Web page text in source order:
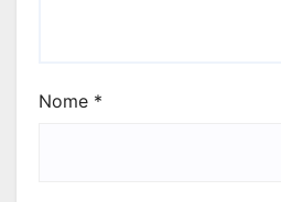
Nome *